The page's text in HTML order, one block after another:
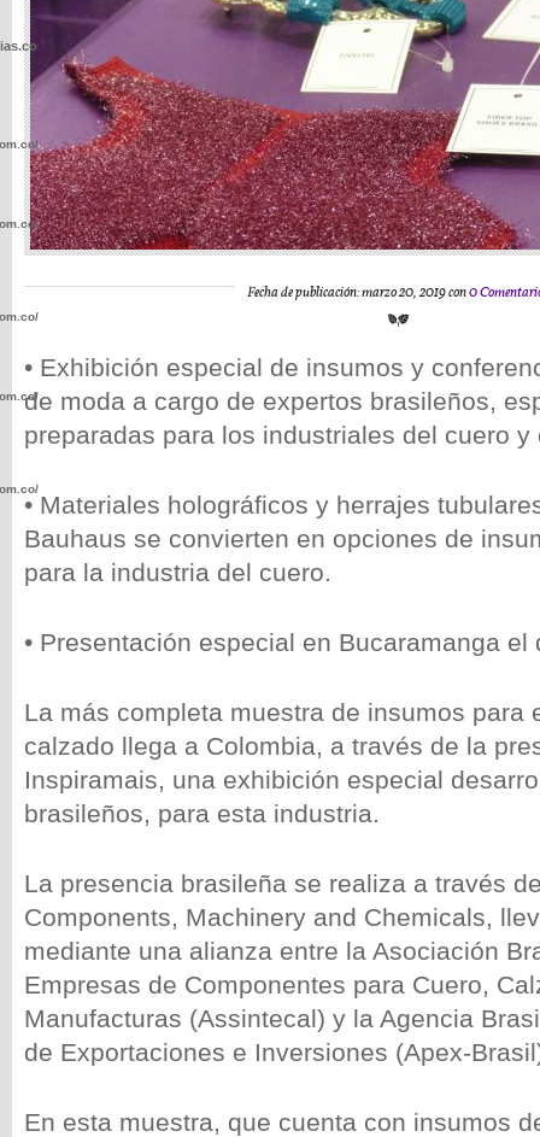
Fecha de publicación: marzo 20, 2019 con0
• Exhibición especial de insumos y
de moda a cargo de expertos brasileños,
preparadas para los industriales del cuero
• Materiales holográficos y herrajes
Bauhaus se convierten en opciones de
para la industria del cuero.
• Presentación especial en Bucaramanga el
La más completa muestra de insumos para
calzado llega a Colombia, a través de la
Inspiramais, una exhibición especial
brasileños, para esta industria.
La presencia brasileña se realiza a través
Components, Machinery and Chemicals,
mediante una alianza entre la Asociación
Empresas de Componentes para Cuero,
Manufacturas (Assintecal) y la Agencia
de Exportaciones e Inversiones (Apex-
En esta muestra, que cuenta con insumos
wp-
wp-
wp-
wp-
wp-
wp-
wp-
wp-